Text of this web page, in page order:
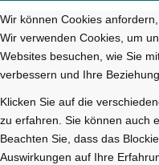
Wir können Cookies
Wir verwenden Cookies, um
Websites besuchen, wie Sie
verbessern und Ihre
Klicken Sie auf die
zu erfahren. Sie können auch
Beachten Sie, dass das
Auswirkungen auf Ihre